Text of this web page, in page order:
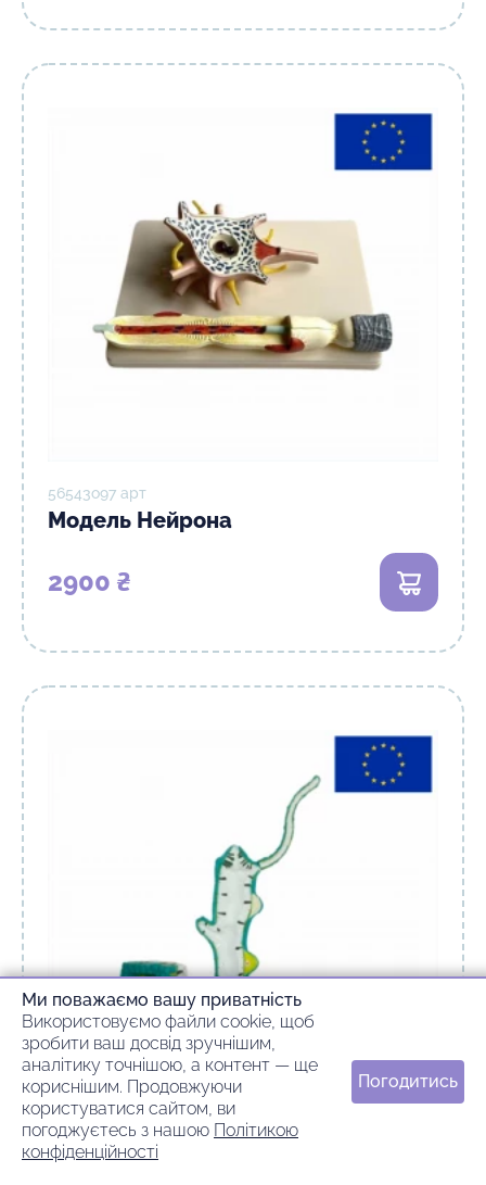
56543о97 арт
Модель Нейрона
2900 ₴
56543о98 арт
Модель Гідра
Ми поважаємо вашу приватність
Використовуємо файли cookie, щоб
зробити ваш досвід зручнішим,
аналітику точнішою, а контент — ще
кориснішим. Продовжуючи
користуватися сайтом, ви
погоджуєтесь з нашою Політикою
конфіденційності
Погодитись